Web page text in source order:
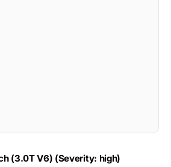
(3.0T V6) (Severity: high)